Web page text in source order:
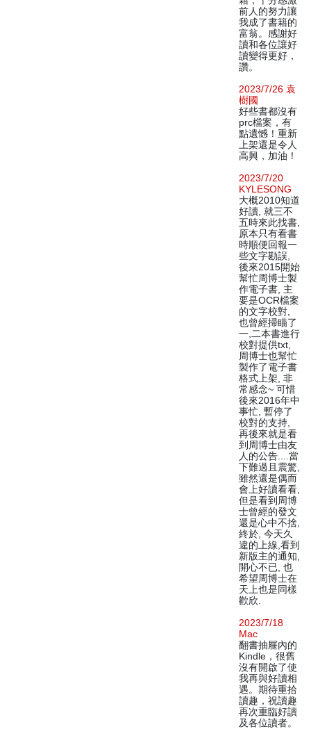
前人的努力讓
我成了書籍的
富翁。感謝好
讀和各位讓好
讀變得更好，
讚。
2023/7/26 袁
樹國
好些書都沒有
prc檔案，有
點遺憾！重新
上架還是令人
高興，加油！
2023/7/20
KYLESONG
大概2010知道
好讀, 就三不
五時來此找書,
原本只有看書
時順便回報一
些文字勘誤,
後來2015開始
幫忙周博士製
作電子書, 主
要是OCR檔案
的文字校對,
也曾經掃瞄了
一,二本書進行
校對提供txt,
周博士也幫忙
製作了電子書
格式上架, 非
常感念~ 可惜
後來2016年中
事忙, 暫停了
校對的支持,
再後來就是看
到周博士由友
人的公告....當
下難過且震驚,
雖然還是偶而
會上好讀看看,
但是看到周博
士曾經的發文
還是心中不捨,
終於, 今天久
違的上線,看到
新版主的通知,
開心不已, 也
希望周博士在
天上也是同樣
歡欣.
2023/7/18
Mac
翻書抽屜內的
Kindle，很舊
沒有開啟了使
我再與好讀相
遇。期待重拾
讀趣，祝讀趣
再次重臨好讀
及各位讀者。